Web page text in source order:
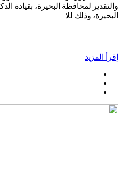
والتقدير لمحافظة البحيرة، بقيادة
البحيرة، وذلك للا
إقرأ المزيد